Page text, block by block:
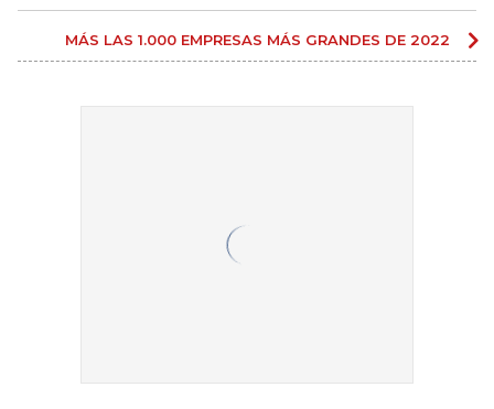
MÁS LAS 1.000 EMPRESAS MÁS GRANDES DE 2022